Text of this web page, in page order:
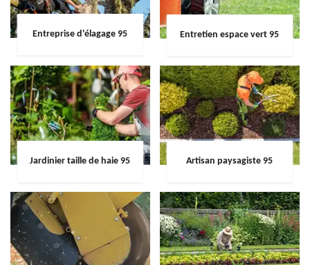
Entreprise d'élagage 95 Entretien espace vert 95
Jardinier taille de haie 95 Artisan paysagiste 95